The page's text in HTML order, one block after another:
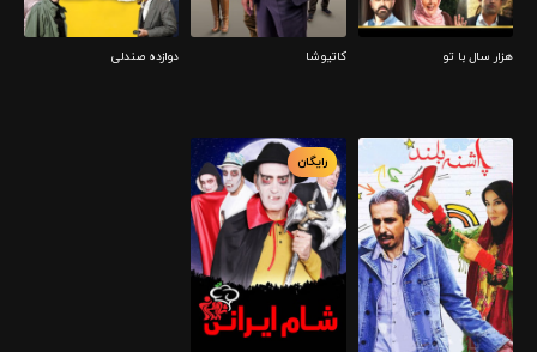
هزار سال با تو کاتیوشا دوازده صندلی
رایگان